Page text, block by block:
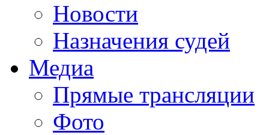
Новости
Назначения судей
Медиа
Прямые трансляции
Фото